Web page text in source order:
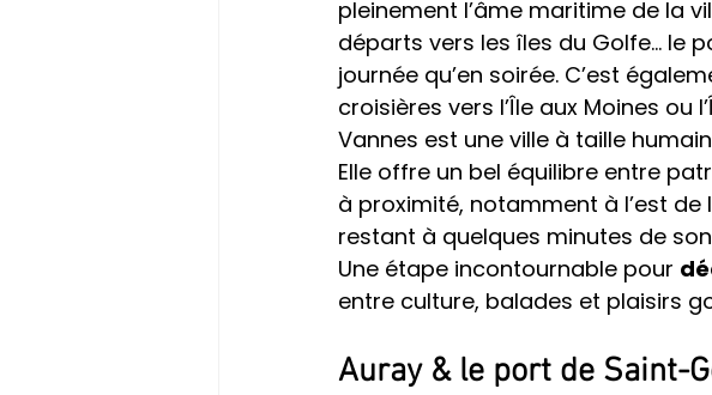
pleinement l’âme maritime de la
départs vers les îles du Golfe… le
journée qu’en soirée. C’est
croisières vers l’Île aux Moines ou
Vannes est une ville à taille
Elle offre un bel équilibre entre
à proximité, notamment à l’est
restant à quelques minutes de
Une étape incontournable pour
entre culture, balades et plaisirs
Auray & le port de Saint-